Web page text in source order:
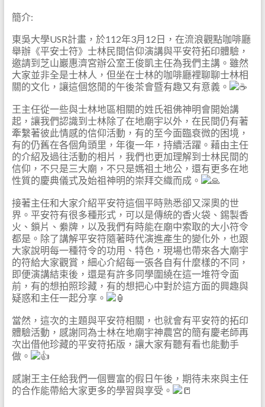
簡介:
東吳大學USR計畫，於112年3月12日，在流浪觀點咖啡廳
舉辦《平安士符》士林民間信仰演講與平安符拓印體驗，
邀請到芝山巖惠濟宮辦公室王俊凱主任為我們主講。雖然
大家並非全是士林人，但坐在士林的咖啡廳裡聊聊士林相
關的文化，讓這個悠閒的午後茶會暨有趣又有意義。
王主任從一些與士林地區相關的姓氏祖佛神明會開始講
起，讓我們認識到士林除了在地廟宇以外，在民間仍有著
牽繫著彼此情感的信仰活動，有的至今面臨衰微的困境，
有的仍舊在各個角頭里，年復一年，持續活躍。藉由主任
的介紹及過往活動的相片，我們也更加理解到士林民間的
信仰，不只是三大廟，不只是媽祖土地公，還有更多在地
性質的慶典儀式及始祖神明的崇拜交織而成。
接著主任和大家介紹平安符這個平時熟悉卻又深奧的世
界。平安符有很多種形式，可以是傳統的香火袋、錫製香
火、鎖片、絭牌，以及我們有時能在廟中索取的大小符令
都是。除了講解平安符隨著時代演進產生的變化外，也跟
大家說明每一種符令的功用、特色，現場也帶來各大廟宇
的符給大家觀賞，細心介紹每一張各自有什麼樣的不同，
即便演講結束後，還是有許多同學圍繞在這一堆符令面
前，有的想拍照珍藏，有的想把心中對於這方面的興趣與
疑惑和主任一起分享。
當然，這次的主題與平安符相關，也就會有平安符的拓印
體驗活動，感謝同為士林在地廟宇神農宮的簡有慶老師再
次出借他珍藏的平安符拓版，讓大家有聽有看也能動手
做。
感謝王主任給我們一個豐富的假日午後，期待未來與主任
的合作能帶給大家更多的學習與享受。